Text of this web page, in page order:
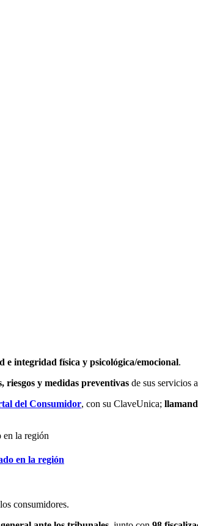
e integridad física y psicológica/emocional.
riesgos y medidas preventivas de sus servicios
del Consumidor, con su ClaveUnica;
en la región
consumidores.